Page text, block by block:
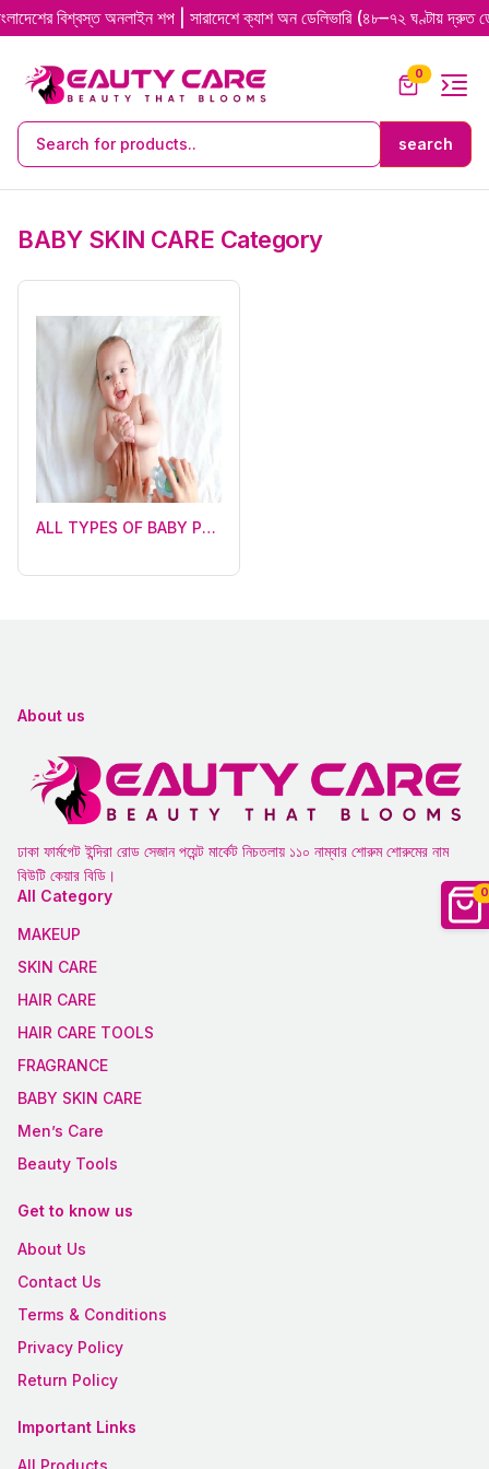
0
বিশ্বস্ত অনলাইন শপ | সারাদেশে ক্যাশ অন ডেলিভারি (৪৮–৭২ ঘণ্টায় দ্রুত
0
BABY SKIN CARE Category
ALL TYPES OF BABY PRODUCTS (14)
About us
ঢাকা ফার্মগেট ইন্দিরা রোড সেজান পয়েন্ট মার্কেট নিচতলায় ১১০ নাম্বার শোরুম শোরুমের নাম
বিউটি কেয়ার বিডি।
All Category
MAKEUP
SKIN CARE
HAIR CARE
HAIR CARE TOOLS
FRAGRANCE
BABY SKIN CARE
Men’s Care
Beauty Tools
Get to know us
About Us
Contact Us
Terms & Conditions
Privacy Policy
Return Policy
Important Links
All Products